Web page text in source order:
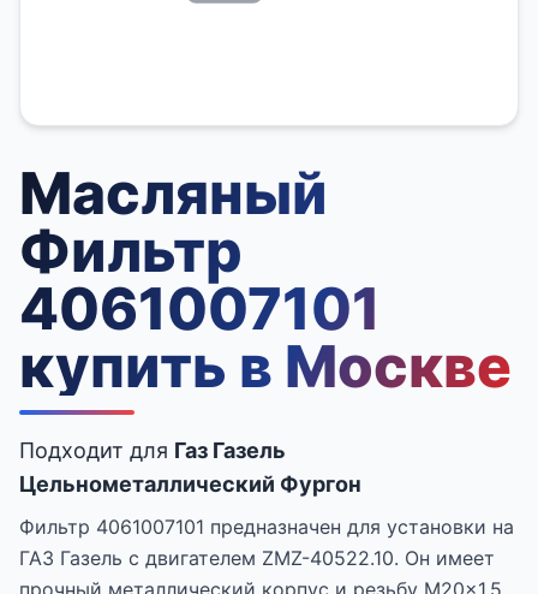
Масляный
Фильтр
4061007101
купить в Москве
Подходит для Газ Газель
Цельнометаллический Фургон
Фильтр 4061007101 предназначен для установки на
ГАЗ Газель с двигателем ZMZ-40522.10. Он имеет